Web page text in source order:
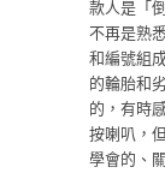
款人是「
不再是熟
和編號組
的輪胎和
的，有時
按喇叭，
學會的、